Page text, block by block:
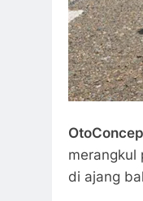
merangkul
di ajang